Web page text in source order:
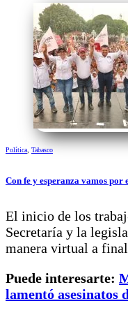
Política Tabasco
Con fe y esperanza vamos
El inicio de los
Secretaría y la
manera virtual a
Puede interesarte:
lamentó asesinatos